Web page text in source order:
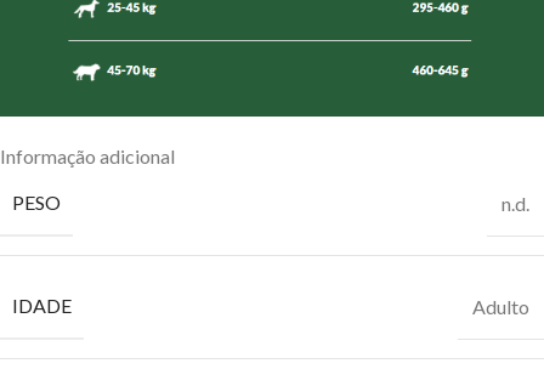
Informação adicional
PESO
n.d.
IDADE Adulto